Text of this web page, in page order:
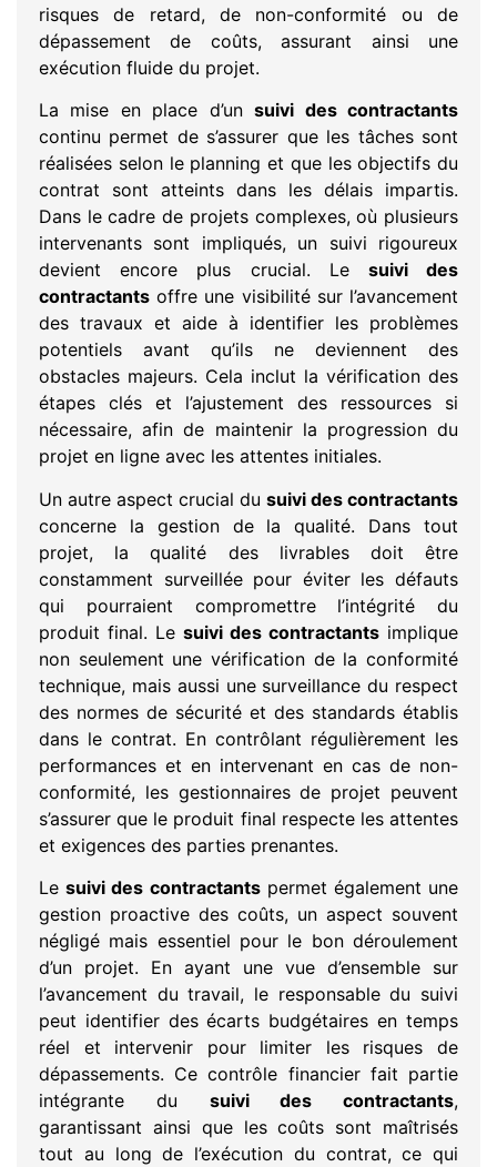
risques de retard, de non-conformité ou de
dépassement de coûts, assurant ainsi une
exécution fluide du projet.
La mise en place d’unsuivi des contractants
continu permet de s’assurer que les tâches sont
réalisées selon le planning et que les objectifs du
contrat sont atteints dans les délais impartis.
Dans le cadre de projets complexes, où plusieurs
intervenants sont impliqués, un suivi rigoureux
devient encore plus crucial. Le suivi des
contractants offre une visibilité sur l’avancement
des travaux et aide à identifier les problèmes
potentiels avant qu’ils ne deviennent des
obstacles majeurs. Cela inclut la vérification des
étapes clés et l’ajustement des ressources si
nécessaire, afin de maintenir la progression du
projet en ligne avec les attentes initiales.
Un autre aspect crucial du suivi des contractants
concerne la gestion de la qualité. Dans tout
projet, la qualité des livrables doit être
constamment surveillée pour éviter les défauts
qui pourraient compromettre l’intégrité du
produit final. Le suivi des contractants implique
non seulement une vérification de la conformité
technique, mais aussi une surveillance du respect
des normes de sécurité et des standards établis
dans le contrat. En contrôlant régulièrement les
performances et en intervenant en cas de non-
conformité, les gestionnaires de projet peuvent
s’assurer que le produit final respecte les attentes
et exigences des parties prenantes.
Lesuivi des contractantspermet également une
gestion proactive des coûts, un aspect souvent
négligé mais essentiel pour le bon déroulement
d’un projet. En ayant une vue d’ensemble sur
l’avancement du travail, le responsable du suivi
peut identifier des écarts budgétaires en temps
réel et intervenir pour limiter les risques de
dépassements. Ce contrôle financier fait partie
intégrante du suivi des contractants,
garantissant ainsi que les coûts sont maîtrisés
tout au long de l’exécution du contrat, ce qui